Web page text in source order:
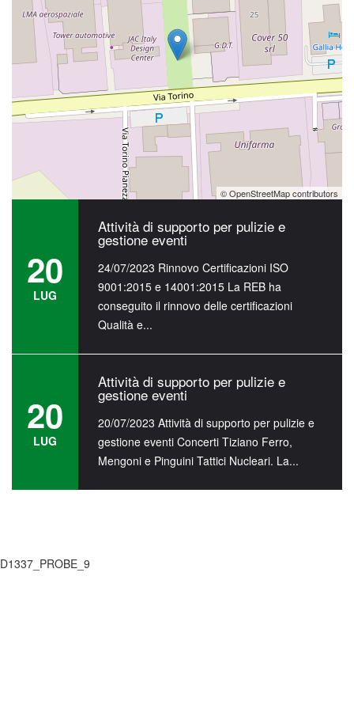
© OpenStreetMap contributors
LUG
conseguito il rinnovo delle certificazioni
Qualità e...
20
Attività di supporto per pulizie e
gestione eventi
20/07/2023 Attività di supporto per pulizie e
gestione eventi Concerti Tiziano Ferro,
Mengoni e Pinguini Tattici Nucleari. La...
20
LUG
Attività di supporto per pulizie e
gestione eventi
24/07/2023 Rinnovo Certificazioni ISO
9001:2015 e 14001:2015 La REB ha
conseguito il rinnovo delle certificazioni
Qualità e...
20
LUG
Attività di supporto per pulizie e
gestione eventi
20/07/2023 Attività di supporto per pulizie e
gestione eventi Concerti Tiziano Ferro,
Mengoni e Pinguini Tattici Nucleari. La...
20